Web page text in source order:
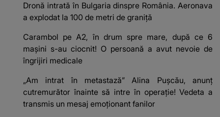
Dronă intrată în Bulgaria dinspre România. Aeronava
a explodat la 100 de metri de graniță
Carambol pe A2, în drum spre mare, după ce 6
mașini s-au ciocnit! O persoană a avut nevoie de
îngrijiri medicale
„Am intrat în metastază” Alina Pușcău, anunț
cutremurător înainte să intre în operație! Vedeta a
transmis un mesaj emoționant fanilor